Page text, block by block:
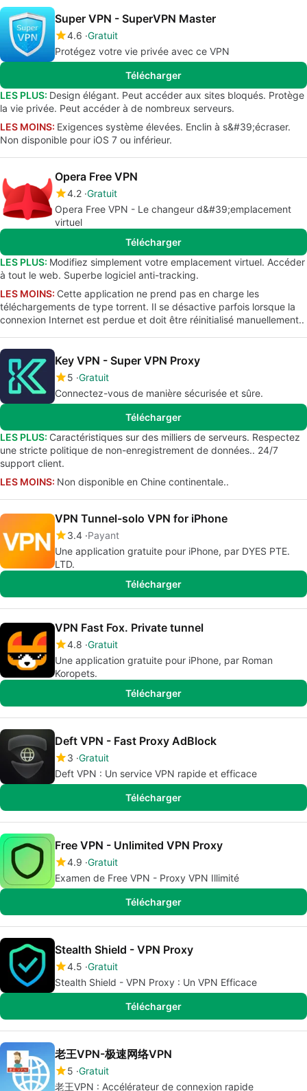
Super VPN - SuperVPN Master
4.6 Gratuit
Protégez votre vie privée avec ce VPN
Télécharger
LES PLUS: Design élégant. Peut accéder aux sites bloqués. Protège
la vie privée. Peut accéder à de nombreux serveurs.
LES MOINS: Exigences système élevées. Enclin à s&#39;écraser.
Non disponible pour iOS 7 ou inférieur.
Opera Free VPN
4.2 Gratuit
Opera Free VPN - Le changeur d&#39;emplacement
virtuel
Télécharger
LES PLUS: Modifiez simplement votre emplacement virtuel. Accéder
à tout le web. Superbe logiciel anti-tracking.
LES MOINS: Cette application ne prend pas en charge les
téléchargements de type torrent. Il se désactive parfois lorsque la
connexion Internet est perdue et doit être réinitialisé manuellement..
Key VPN - Super VPN Proxy
5 Gratuit
Connectez-vous de manière sécurisée et sûre.
Télécharger
LES PLUS: Caractéristiques sur des milliers de serveurs. Respectez
une stricte politique de non-enregistrement de données.. 24/7
support client.
LES MOINS: Non disponible en Chine continentale..
VPN Tunnel-solo VPN for iPhone
3.4 Payant
Une application gratuite pour iPhone, par DYES PTE.
LTD.
Télécharger
VPN Fast Fox. Private tunnel
4.8 Gratuit
Une application gratuite pour iPhone, par Roman
Koropets.
Télécharger
Deft VPN - Fast Proxy AdBlock
3 Gratuit
Deft VPN : Un service VPN rapide et efficace
Télécharger
Free VPN - Unlimited VPN Proxy
4.9 Gratuit
Examen de Free VPN - Proxy VPN Illimité
Télécharger
Stealth Shield - VPN Proxy
4.5 Gratuit
Stealth Shield - VPN Proxy : Un VPN Efficace
Télécharger
老王VPN-极速网络VPN
5 Gratuit
老王VPN : Accélérateur de connexion rapide